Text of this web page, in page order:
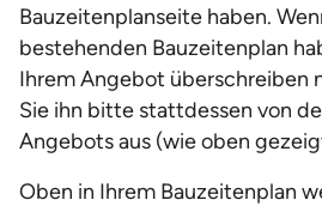
Bauzeitenplanseite haben.
bestehenden Bauzeitenplan
Ihrem Angebot überschreiben
Sie ihn bitte stattdessen von
Angebots aus (wie oben
Oben in Ihrem Bauzeitenplan